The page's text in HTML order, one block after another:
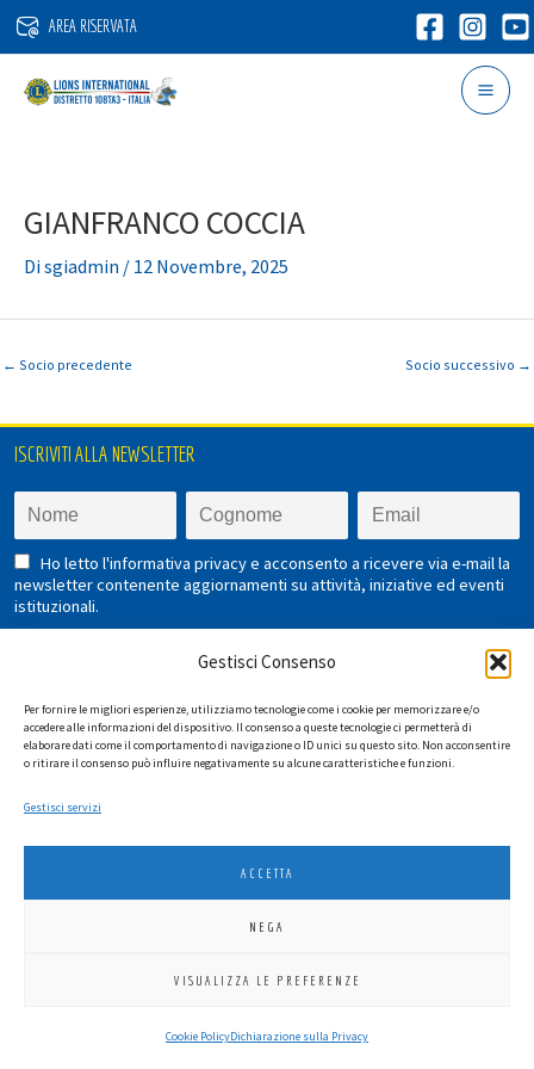
Gestisci Consenso
Per fornire le migliori esperienze, utilizziamo tecnologie come i cookie per memorizzare e/o
accedere alle informazioni del dispositivo. Il consenso a queste tecnologie ci permetterà di
elaborare dati come il comportamento di navigazione o ID unici su questo sito. Non acconsentire
o ritirare il consenso può influire negativamente su alcune caratteristiche e funzioni.
Gestisci servizi
ACCETTA
NEGA
VISUALIZZA LE PREFERENZE
Cookie PolicyDichiarazione sulla Privacy
Vai
contenuto
AREA RISERVATA
GIANFRANCO COCCIA
Disgiadmin / 12 Novembre, 2025
← Socio precedente Socio successivo →
ISCRIVITI ALLA NEWSLETTER
Ho letto l'informativa privacy e acconsento a ricevere via e-mail la
newsletter contenente aggiornamenti su attività, iniziative ed eventi
istituzionali.
2026SGI LAB SRL